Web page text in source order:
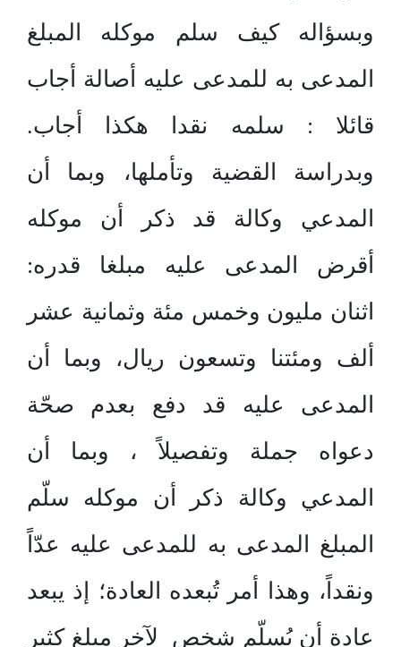
وبسؤاله كيف سلم موكله المبلغ
المدعى به للمدعى عليه أصالة أجاب
قائلا : سلمه نقدا هكذا أجاب.
وبدراسة القضية وتأملها، وبما أن
المدعي وكالة قد ذكر أن موكله
أقرض المدعى عليه مبلغا قدره:
اثنان مليون وخمس مئة وثمانية عشر
ألف ومئتنا وتسعون ريال، وبما أن
المدعى عليه قد دفع بعدم صحّة
دعواه جملة وتفصيلاً ، وبما أن
المدعي وكالة ذكر أن موكله سلّم
المبلغ المدعى به للمدعى عليه عدّاً
ونقداً، وهذا أمر تُبعده العادة؛ إذ يبعد
عادة أن يُسلّم شخص لآخر مبلغ كثير